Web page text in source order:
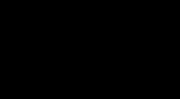
加入，被家中債務壓垮到無法脫身的曾誠
心調教之下，不會騙人的曾誠成為天選的